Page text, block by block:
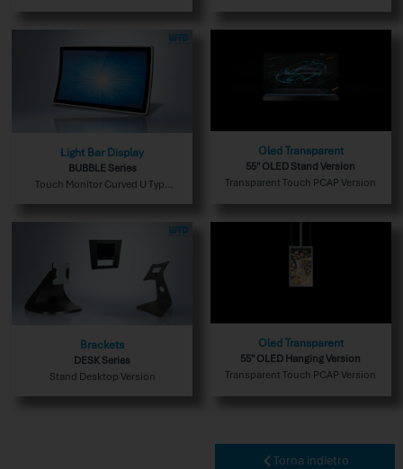
Light Bar Display
BUBBLE Series
Touch Monitor Curved U Type
Oled Transparent
55" OLED Stand Version
Transparent Touch PCAP Version
Brackets
DESK Series
Stand Desktop Version
Oled Transparent
55″ OLED Hanging Version
Transparent Touch PCAP Version
Torna indietro